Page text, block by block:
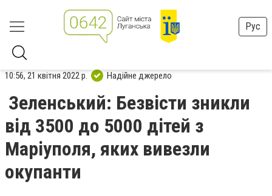
Рус
10:56, 21 квітня 2022 р. Надійне джерело
Зеленський: Безвісти зникли
від 3500 до 5000 дітей з
Маріуполя, яких вивезли
окупанти